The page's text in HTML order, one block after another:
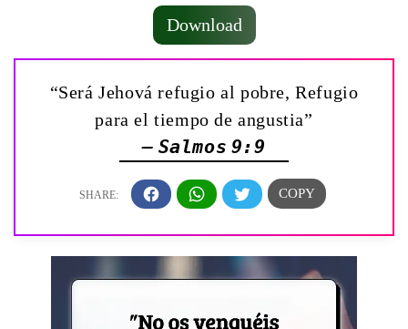
Download
“Será Jehová refugio al pobre, Refugio
para el tiempo de angustia”
— Salmos 9:9